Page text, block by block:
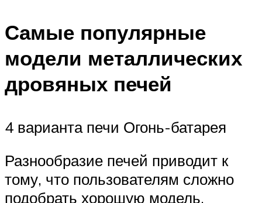
Самые популярные
модели металлических
дровяных печей
4 варианта печи Огонь-батарея
Разнообразие печей приводит к
тому, что пользователям сложно
подобрать хорошую модель,